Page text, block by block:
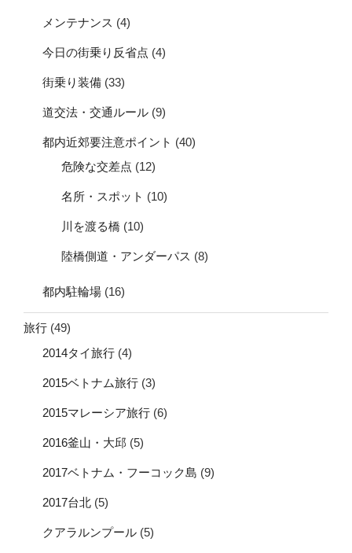
メンテナンス (4)
今日の街乗り反省点 (4)
街乗り装備 (33)
道交法・交通ルール (9)
都内近郊要注意ポイント (40)
危険な交差点 (12)
名所・スポット (10)
川を渡る橋 (10)
陸橋側道・アンダーパス (8)
都内駐輪場 (16)
旅行 (49)
2014タイ旅行 (4)
2015ベトナム旅行 (3)
2015マレーシア旅行 (6)
2016釜山・大邱 (5)
2017ベトナム・フーコック島 (9)
2017台北 (5)
クアラルンプール (5)